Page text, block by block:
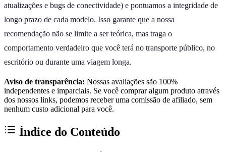
atualizações e bugs de conectividade) e pontuamos a integridade de
longo prazo de cada modelo. Isso garante que a nossa
recomendação não se limite a ser teórica, mas traga o
comportamento verdadeiro que você terá no transporte público, no
escritório ou durante uma viagem longa.
Aviso de transparência: Nossas avaliações são 100%
independentes e imparciais. Se você comprar algum produto através
dos nossos links, podemos receber uma comissão de afiliado, sem
nenhum custo adicional para você.
Índice do Conteúdo